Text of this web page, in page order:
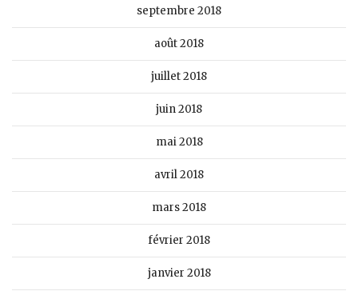
septembre 2018
août 2018
juillet 2018
juin 2018
mai 2018
avril 2018
mars 2018
février 2018
janvier 2018